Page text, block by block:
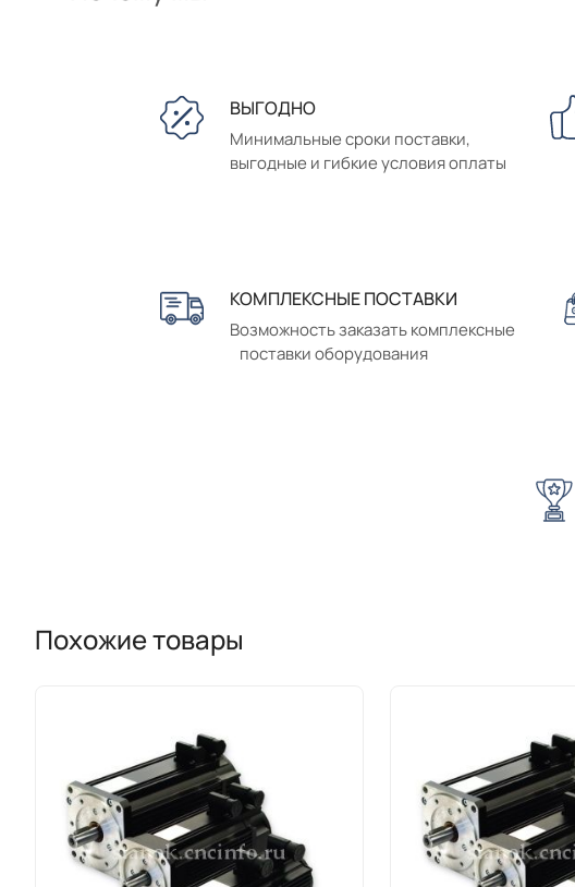
ВЫГОДНО
Минимальные сроки поставки,
выгодные и гибкие условия оплаты
КОМПЛЕКСНЫЕ ПОСТАВКИ
Возможность заказать комплексные
поставки оборудования
Похожие товары